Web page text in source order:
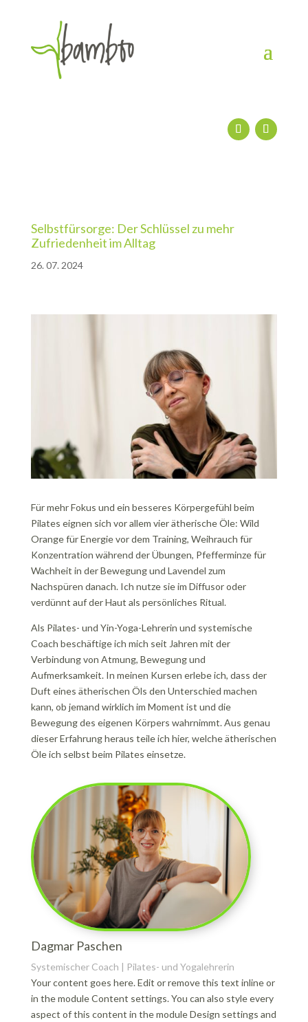
Selbstfürsorge: Der Schlüssel zu mehr
Zufriedenheit im Alltag
26. 07. 2024
Für mehr Fokus und ein besseres Körpergefühl beim
Pilates eignen sich vor allem vier ätherische Öle: Wild
Orange für Energie vor dem Training, Weihrauch für
Konzentration während der Übungen, Pfefferminze für
Wachheit in der Bewegung und Lavendel zum
Nachspüren danach. Ich nutze sie im Diffusor oder
verdünnt auf der Haut als persönliches Ritual.
Als Pilates- und Yin-Yoga-Lehrerin und systemische
Coach beschäftige ich mich seit Jahren mit der
Verbindung von Atmung, Bewegung und
Aufmerksamkeit. In meinen Kursen erlebe ich, dass der
Duft eines ätherischen Öls den Unterschied machen
kann, ob jemand wirklich im Moment ist und die
Bewegung des eigenen Körpers wahrnimmt. Aus genau
dieser Erfahrung heraus teile ich hier, welche ätherischen
Öle ich selbst beim Pilates einsetze.
Dagmar Paschen
Systemischer Coach | Pilates- und Yogalehrerin
Your content goes here. Edit or remove this text inline or
in the module Content settings. You can also style every
aspect of this content in the module Design settings and